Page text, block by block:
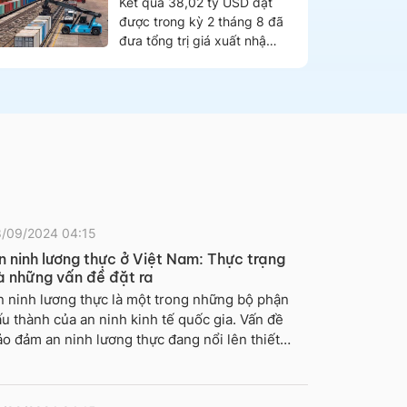
thị phần. Nước này chi gần
3,1 tỷ USD mua rau quả từ
Việt Nam.
được trong kỳ 2 tháng 8 đã
đưa tổng trị giá xuất nhập
09/2024 04:15
ninh lương thực ở Việt Nam: Thực trạng
những vấn đề đặt ra
ninh lương thực là một trong những bộ phận
thành của an ninh kinh tế quốc gia. Vấn đề
đảm an ninh lương thực đang nổi lên thiết